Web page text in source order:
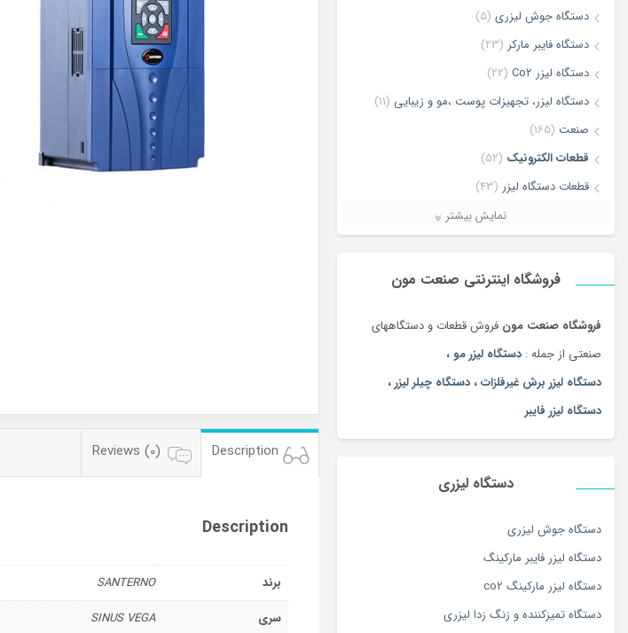
دستگاه جوش لیزری (5)
دستگاه فایبر مارکر (23)
دستگاه لیزر Co2
(22)
دستگاه لیزر، تجهیزات پوست ،مو و زیبایی (11)
صنعت (165)
قطعات الکترونیک (52)
قطعات دستگاه لیزر (43)
لیزر برش و حکاکی غیر فلزات(7)
ماشین آلات(68)
نمایش بیشتر
فروشگاه اینترنتی صنعت مون
فروشگاه صنعت مون فروش قطعات و دستگاههای
صنعتی از جمله : دستگاه لیزر مو ،
دستگاه لیزر برش غیرفلزات، دستگاه چیلر لیزر،
دستگاه لیزر فایبر
دستگاه لیزری
دستگاه جوش لیزری
دستگاه لیزر فایبر مارکینگ
دستگاه لیزر مارکینگ co2
دستگاه تمیزکننده و زنگ زدا لیزری
Description
Reviews (0)
Description
برند
SANTERNO
سری
SINUS VEGA